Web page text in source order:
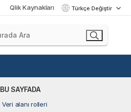
Qlik Kaynakları Türkçe Değiştir
BU SAYFADA
Veri alanı rolleri